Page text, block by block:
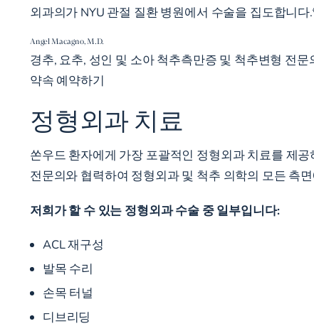
외과의가 NYU 관절 질환 병원에서 수술을 집도합니
Angel Macagno, M.D.
경추, 요추, 성인 및 소아 척추측만증 및 척추변형 전문
약속 예약하기
정형외과 치료
쏜우드 환자에게 가장 포괄적인 정형외과 치료를 제
전문의와 협력하여 정형외과 및 척추 의학의 모든 측
저희가 할 수 있는 정형외과 수술 중 일부입니다:
ACL 재구성
발목 수리
손목 터널
디브리딩